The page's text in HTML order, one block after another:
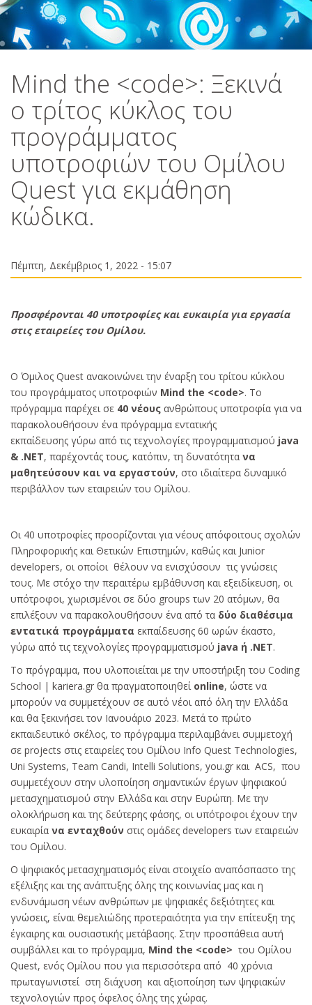
Mind the <code>: Ξεκινά
ο τρίτος κύκλος του
προγράμματος
υποτροφιών του Ομίλου
Quest για εκμάθηση
κώδικα.
Πέμπτη, Δεκέμβριος 1, 2022 - 15:07
Προσφέρονται 40 υποτροφίες και ευκαιρία για εργασία
στις εταιρείες του Ομίλου.
Ο Όμιλος Quest ανακοινώνει την έναρξη του τρίτου κύκλου
του προγράμματος υποτροφιών Mind the <code>. Το
πρόγραμμα παρέχει σε 40 νέους ανθρώπους υποτροφία για να
παρακολουθήσουν ένα πρόγραμμα εντατικής
εκπαίδευσης γύρω από τις τεχνολογίες προγραμματισμού java
& .NET, παρέχοντάς τους, κατόπιν, τη δυνατότητα να
μαθητεύσουν και να εργαστούν, στο ιδιαίτερα δυναμικό
περιβάλλον των εταιρειών του Ομίλου.
Οι 40 υποτροφίες προορίζονται για νέους απόφοιτους σχολών
Πληροφορικής και Θετικών Επιστημών, καθώς και Junior
developers, οι οποίοι θέλουν να ενισχύσουν τις γνώσεις
τους. Mε στόχο την περαιτέρω εμβάθυνση και εξειδίκευση, οι
υπότροφοι, χωρισμένοι σε δύο groups των 20 ατόμων, θα
επιλέξουν να παρακολουθήσουν ένα από τα δύο διαθέσιμα
εντατικά προγράμματα εκπαίδευσης 60 ωρών έκαστο,
γύρω από τις τεχνολογίες προγραμματισμού java ή .NET.
Το πρόγραμμα, που υλοποιείται με την υποστήριξη του Coding
School | kariera.gr θα πραγματοποιηθεί online, ώστε να
μπορούν να συμμετέχουν σε αυτό νέοι από όλη την Ελλάδα
και θα ξεκινήσει τον Ιανουάριο 2023. Μετά το πρώτο
εκπαιδευτικό σκέλος, το πρόγραμμα περιλαμβάνει συμμετοχή
σε projects στις εταιρείες του Ομίλου Info Quest Technologies,
Uni Systems, Team Candi, Intelli Solutions, you.gr και ACS, που
συμμετέχουν στην υλοποίηση σημαντικών έργων ψηφιακού
μετασχηματισμού στην Ελλάδα και στην Ευρώπη. Με την
ολοκλήρωση και της δεύτερης φάσης, οι υπότροφοι έχουν την
ευκαιρία να ενταχθούν στις ομάδες developers των εταιρειών
του Ομίλου.
Ο ψηφιακός μετασχηματισμός είναι στοιχείο αναπόσπαστο της
εξέλιξης και της ανάπτυξης όλης της κοινωνίας μας και η
ενδυνάμωση νέων ανθρώπων με ψηφιακές δεξιότητες και
γνώσεις, είναι θεμελιώδης προτεραιότητα για την επίτευξη της
έγκαιρης και ουσιαστικής μετάβασης. Στην προσπάθεια αυτή
συμβάλλει και το πρόγραμμα, Mind the <code> του Ομίλου
Quest, ενός Ομίλου που για περισσότερα από 40 χρόνια
πρωταγωνιστεί στη διάχυση και αξιοποίηση των ψηφιακών
τεχνολογιών προς όφελος όλης της χώρας.